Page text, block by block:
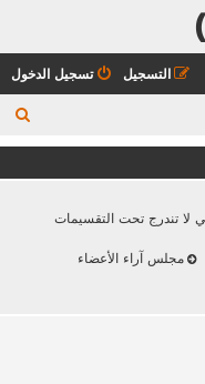
تسجيل الدخول التسجيل
ح
لا تندرج تحت التقسيمات
مجلس آراء الأعضاء